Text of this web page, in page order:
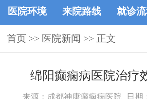
医院环境 来院路线 就诊
首页 >> 医院新闻 >> 正文
绵阳癫痫病医院治疗
来源：成都神康癫痫病医院 日期